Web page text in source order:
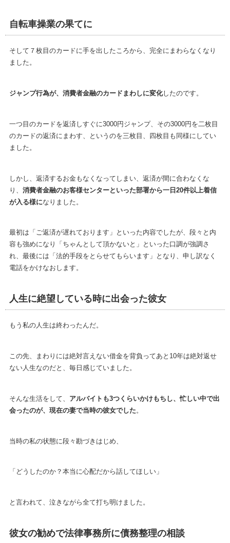
自転車操業の果てに
そして７枚目のカードに手を出したころから、完全にまわらなくなり
ました。
ジャンプ行為が、消費者金融のカードまわしに変化したのです。
一つ目のカードを返済しすぐに3000円ジャンプ、その3000円を二枚目
のカードの返済にまわす、というのを三枚目、四枚目も同様にしてい
ました。
しかし、返済するお金もなくなってしまい、返済が間に合わなくな
り、 消費者金融のお客様センターといった部署から一日20件以上着信
が入る様になりました。
最初は「ご返済が遅れております」といった内容でしたが、段々と内
容も強めになり「ちゃんとして頂かないと」といった口調が強調さ
れ、最後には「法的手段をとらせてもらいます」となり、申し訳なく
電話をかけなおします。
人生に絶望している時に出会った彼女
もう私の人生は終わったんだ。
この先、まわりには絶対言えない借金を背負ってあと10年は絶対返せ
ない人生なのだと、毎日感じていました。
そんな生活をして、 アルバイトも3つくらいかけもちし、忙しい中で出
会ったのが、現在の妻で当時の彼女でした 。
当時の私の状態に段々勘づきはじめ、
「どうしたのか？本当に心配だから話してほしい」
と言われて、泣きながら全て打ち明けました。
彼女の勧めで法律事務所に債務整理の相談